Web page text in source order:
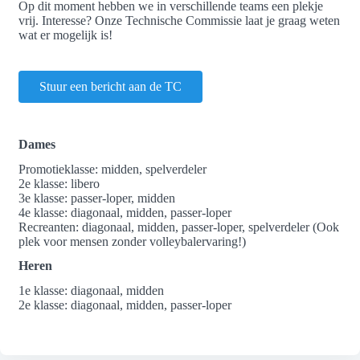
Op dit moment hebben we in verschillende teams een plekje
vrij. Interesse? Onze Technische Commissie laat je graag weten
wat er mogelijk is!
Stuur een bericht aan de TC
Dames
Promotieklasse: midden, spelverdeler
2e klasse: libero
3e klasse: passer-loper, midden
4e klasse: diagonaal, midden, passer-loper
Recreanten: diagonaal, midden, passer-loper, spelverdeler (Ook
plek voor mensen zonder volleybalervaring!)
Heren
1e klasse: diagonaal, midden
2e klasse: diagonaal, midden, passer-loper